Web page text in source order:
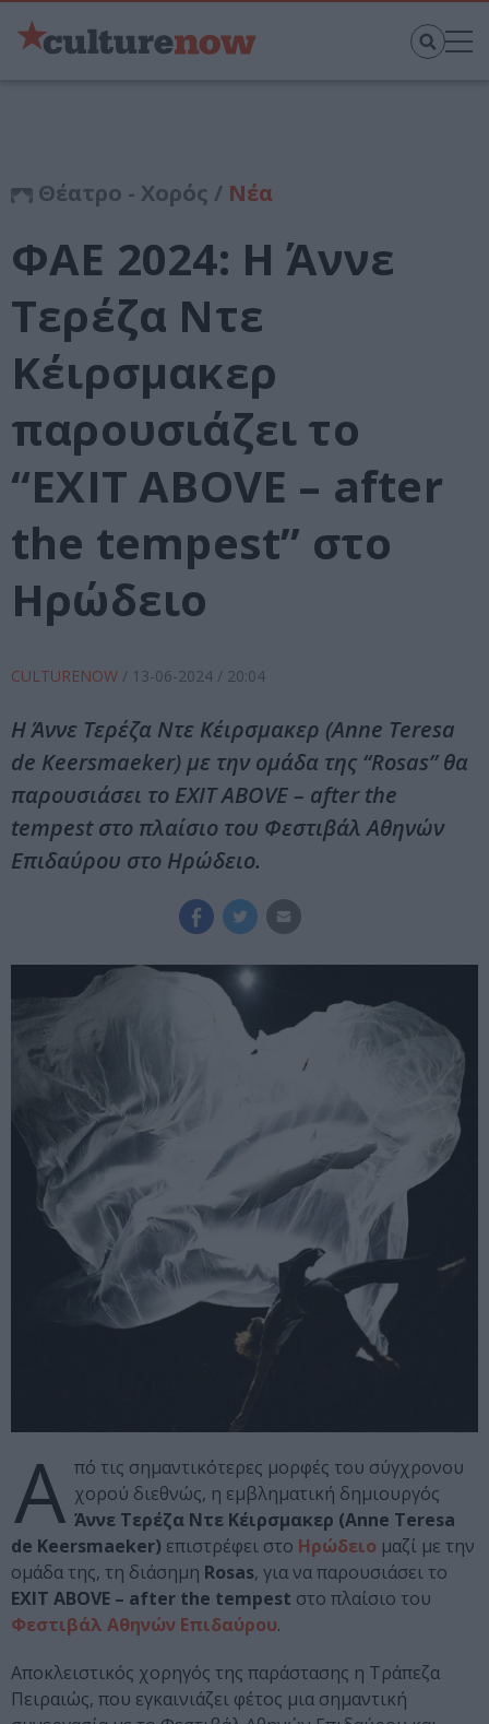
Θέατρο - Χορός / Νέα
ΦΑΕ 2024: Η Άννε
Τερέζα Ντε
Κέιρσμακερ
παρουσιάζει το
“EXIT ABOVE – after
the tempest” στο
Ηρώδειο
CULTURENOW / 13-06-2024 / 20:04
Η Άννε Τερέζα Ντε Κέιρσμακερ (Anne Teresa
de Keersmaeker) με την ομάδα της “Rosas” θα
παρουσιάσει το EXIT ABOVE – after the
tempest στο πλαίσιο του Φεστιβάλ Αθηνών
Επιδαύρου στο Ηρώδειο.
Α πό τις σημαντικότερες μορφές του σύγχρονου
χορού διεθνώς, η εμβληματική δημιουργός
Άννε Τερέζα Ντε Κέιρσμακερ (Anne Teresa
de Keersmaeker) επιστρέφει στο Ηρώδειο μαζί με την
ομάδα της, τη διάσημη Rosas, για να παρουσιάσει το
EXIT ABOVE – after the tempest στο πλαίσιο του
Φεστιβάλ Αθηνών Επιδαύρου.
Αποκλειστικός χορηγός της παράστασης η Τράπεζα
Πειραιώς, που εγκαινιάζει φέτος μια σημαντική